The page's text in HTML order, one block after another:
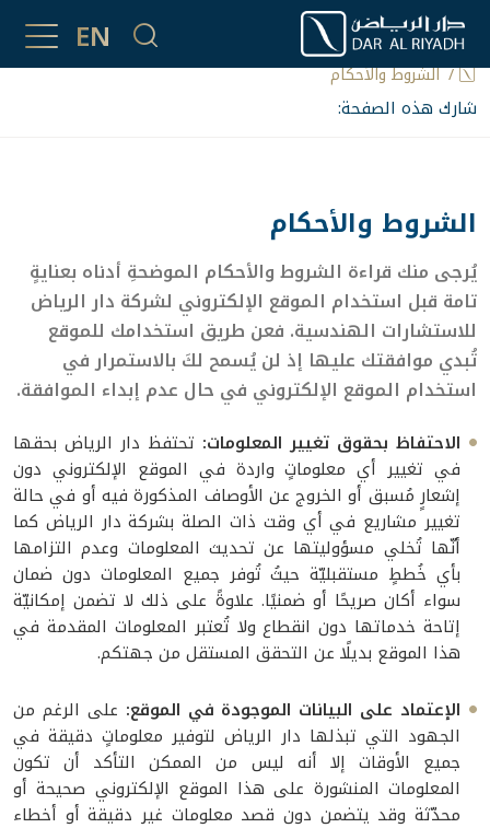
EN الشروط والأحكام
الشروط والأحكام
شارك هذه الصفحة:
الشروط والأحكام
يُرجى منك قراءة الشروط والأحكام الموضحةِ أدناه بعنايةٍ
تامة قبل استخدام الموقع الإلكتروني لشركة دار الرياض
للاستشارات الهندسية. فعن طريق استخدامك للموقع
تُبدي موافقتك عليها إذ لن يُسمح لكَ بالاستمرار في
استخدام الموقع الإلكتروني في حال عدم إبداء الموافقة.
الاحتفاظ بحقوق تغيير المعلومات: تحتفظ دار الرياض بحقها
في تغيير أي معلوماتٍ واردة في الموقع الإلكتروني دون
إشعارٍ مُسبق أو الخروج عن الأوصاف المذكورة فيه أو في حالة
تغيير مشاريع في أي وقت ذات الصلة بشركة دار الرياض كما
أنّها تُخلي مسؤوليتها عن تحديث المعلومات وعدم التزامها
بأي خُططٍ مستقبليّة حيثُ تُوفر جميع المعلومات دون ضمان
سواء أكان صريحًا أو ضمنيًا. علاوةً على ذلك لا تضمن إمكانيّة
إتاحة خدماتها دون انقطاع ولا تُعتبر المعلومات المقدمة في
هذا الموقع بديلًا عن التحقق المستقل من جهتكم.
الإعتماد على البيانات الموجودة في الموقع: على الرغم من
الجهود التي تبذلها دار الرياض لتوفير معلوماتٍ دقيقة في
جميع الأوقات إلا أنه ليس من الممكن التأكد أن تكون
المعلومات المنشورة على هذا الموقع الإلكتروني صحيحة أو
محدّثة وقد يتضمن دون قصد معلومات غير دقيقة أو أخطاء